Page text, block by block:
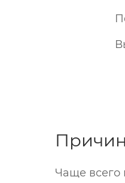
Чаще всего